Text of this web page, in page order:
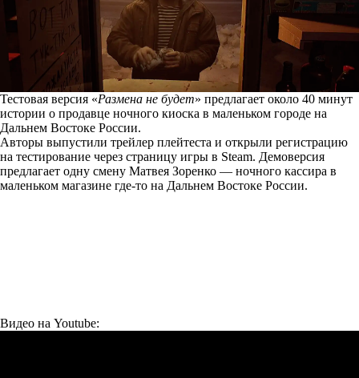
Тестовая версия «Размена не будет» предлагает около 40 минут
истории о продавце ночного киоска в маленьком городе на
Дальнем Востоке России.
Авторы выпустили трейлер плейтеста и открыли регистрацию
на тестирование через страницу игры в Steam. Демоверсия
предлагает одну смену Матвея Зоренко — ночного кассира в
маленьком магазине где-то на Дальнем Востоке России.
Видео на Youtube: